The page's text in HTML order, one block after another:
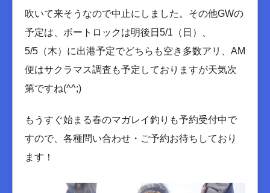
吹いて来そうなので中止にしました。その他GWの
予定は、ボートロックは明後日5/1（日）、
5/5（木）に出港予定でどちらも空き多数アリ、AM
便はサクラマス調査も予定しておりますが天気次
第ですね(^^;)
もうすぐ始まる春のマガレイ釣りも予約受付中で
すので、各種問い合わせ・ご予約お待ちしており
ます！